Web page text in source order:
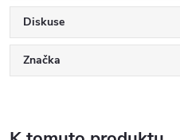
Diskuse
Značka